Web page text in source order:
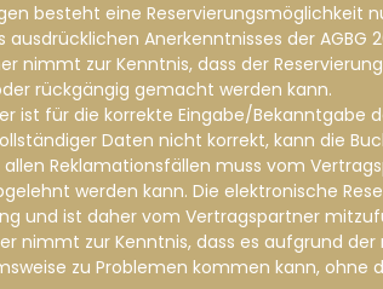
besteht eine Reservierungsmöglichkeit
Anerkenntnisses der
nimmt zur Kenntnis, dass der
rückgängig gemacht werden kann.
ist für die korrekte Eingabe/
Daten nicht korrekt, kann die
Reklamationsfällen muss vom
werden kann. Die elektronische
und ist daher vom Vertragspartner
nimmt zur Kenntnis, dass es aufgrund
zu Problemen kommen kann,